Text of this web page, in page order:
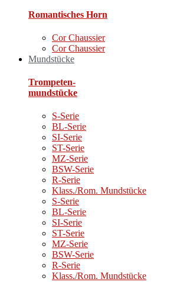
Romantisches Horn
Cor Chaussier
Cor Chaussier
Mundstücke
Trompeten-
mundstücke
S-Serie
BL-Serie
SI-Serie
ST-Serie
MZ-Serie
BSW-Serie
R-Serie
Klass./Rom. Mundstücke
S-Serie
BL-Serie
SI-Serie
ST-Serie
MZ-Serie
BSW-Serie
R-Serie
Klass./Rom. Mundstücke